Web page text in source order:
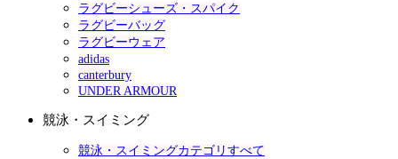
ラグビーシューズ・スパイク
ラグビーバッグ
ラグビーウェア
adidas
canterbury
UNDER ARMOUR
競泳・スイミング
競泳・スイミングカテゴリすべて